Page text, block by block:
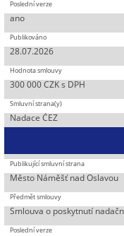
ano
28.07.2026
300 000 CZK s DPH
Nadace ČEZ
Město Náměšť nad Oslavou
Smlouva o poskytnutí